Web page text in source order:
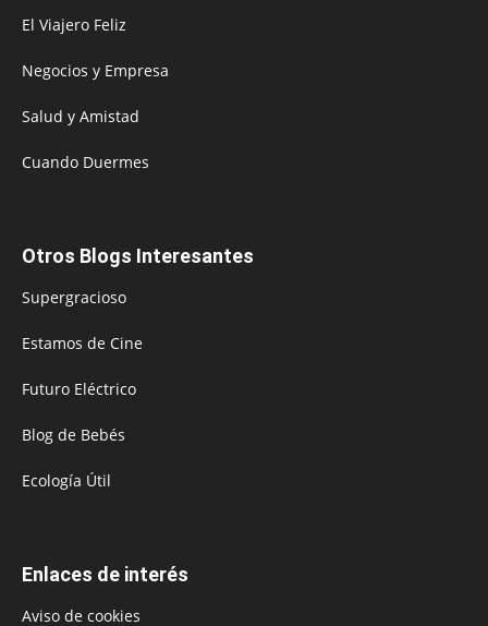
El Viajero Feliz
Negocios y Empresa
Salud y Amistad
Cuando Duermes
Otros Blogs Interesantes
Supergracioso
Estamos de Cine
Futuro Eléctrico
Blog de Bebés
Ecología Útil
Enlaces de interés
Aviso de cookies